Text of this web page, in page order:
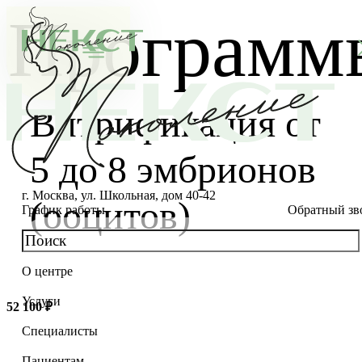
г. Москва, ул. Школьная, дом 40-42
График работы
Обратный
О центре
Новости
Услуги
Консультации специалистов
Специалисты
Витрификация от
5 до 8 эмбрионов
(ооцитов)
52 100 ₽